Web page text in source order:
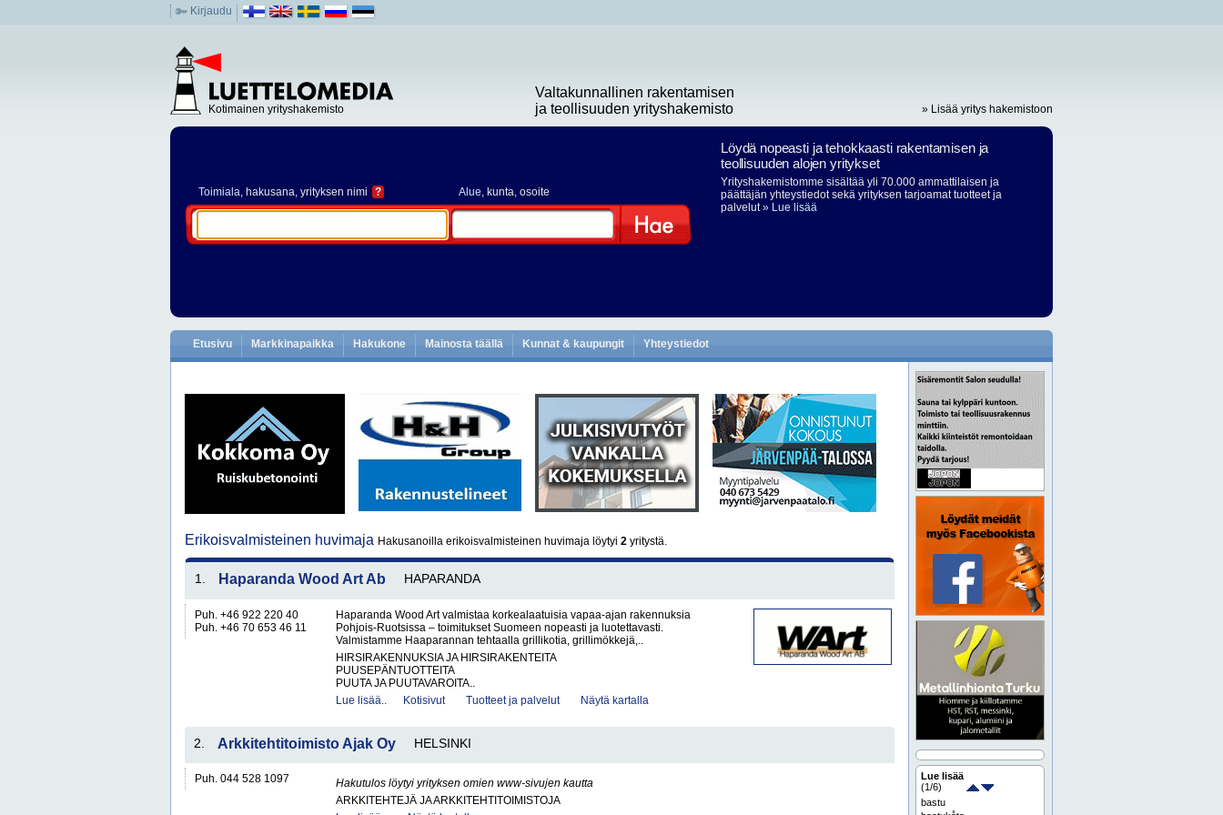
Kirjaudu
Kotimainen yrityshakemisto
Valtakunnallinen rakentamisen
ja teollisuuden yrityshakemisto
» Lisää yritys hakemistoon
Toimiala, hakusana, yrityksen nimi ? Alue, kunta, osoite
Löydä nopeasti ja tehokkaasti rakentamisen ja
teollisuuden alojen yritykset
Yrityshakemistomme sisältää yli 70.000 ammattilaisen ja
päättäjän yhteystiedot sekä yrityksen tarjoamat tuotteet ja
palvelut» Lue lisää
Etusivu Markkinapaikka Hakukone Mainosta täällä Kunnat & kaupungit Yhteystiedot
Erikoisvalmisteinen huvimaja Hakusanoilla erikoisvalmisteinen huvimaja löytyi 2 yritystä.
1. Haparanda Wood Art Ab HAPARANDA
Puh. +46 922 220 40
Puh. +46 70 653 46 11
Haparanda Wood Art valmistaa korkealaatuisia vapaa-ajan rakennuksia
Pohjois-Ruotsissa – toimitukset Suomeen nopeasti ja luotettavasti.
Valmistamme Haaparannan tehtaalla grillikotia, grillimökkejä,..
HIRSIRAKENNUKSIA JA HIRSIRAKENTEITA
PUUSEPÄNTUOTTEITA
PUUTA JA PUUTAVAROITA..
Lue lisää..
Kotisivut Tuotteet ja palvelut Näytä kartalla
2. Arkkitehtitoimisto Ajak Oy HELSINKI
Puh. 044 528 1097
Hakutulos löytyi yrityksen omien www-sivujen kautta
ARKKITEHTEJÄ JA ARKKITEHTITOIMISTOJA
Lue lisää
(1/6)
bastu